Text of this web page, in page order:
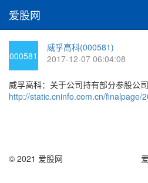
爱股网
000581
威孚高科(000581)
2017-12-07 06:04:08
威孚高科：关于公司持有部分参股公
http://static.cninfo.com.cn/finalpage/
© 2021 爱股网